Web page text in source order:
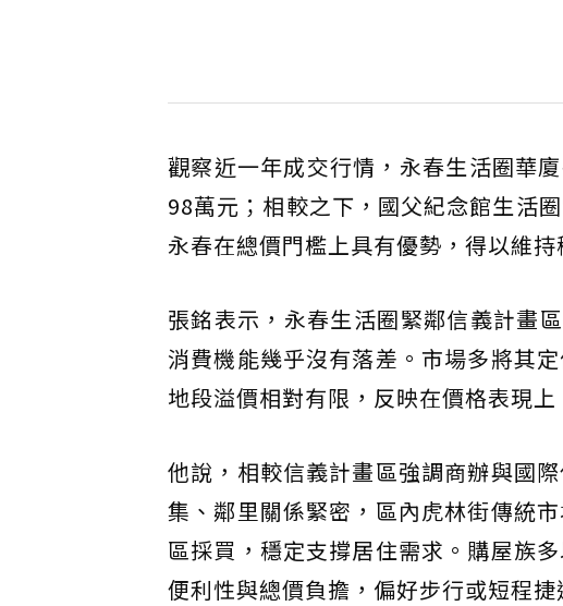
觀察近一年成交行情，永春生活圈華
98萬元；相較之下，國父紀念館生活
永春在總價門檻上具有優勢，得以維持
張銘表示，永春生活圈緊鄰信義計畫
消費機能幾乎沒有落差。市場多將其
地段溢價相對有限，反映在價格表現上
他說，相較信義計畫區強調商辦與國
集、鄰里關係緊密，區內虎林街傳統
區採買，穩定支撐居住需求。購屋族
便利性與總價負擔，偏好步行或短程